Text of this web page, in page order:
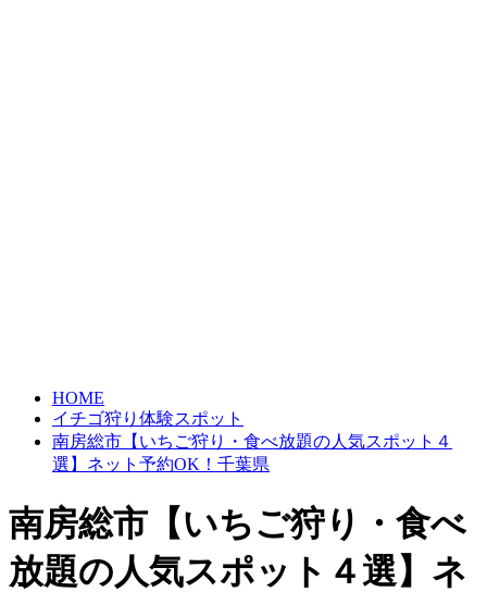
HOME
イチゴ狩り体験スポット
南房総市【いちご狩り・食べ放題の人気スポット４
選】ネット予約OK！千葉県
南房総市【いちご狩り・食べ
放題の人気スポット４選】ネ